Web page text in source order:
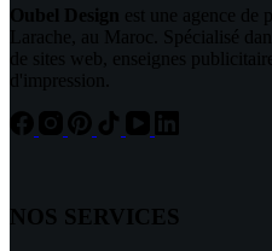
Oubel Design est une agence de
Larache, au Maroc. Spécialisé
de sites web, enseignes
d'impression.
NOS SERVICES